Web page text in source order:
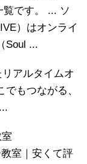
です。 ... ソ
）はオンライ
Soul ...
アルタイムオ
もつながる、
室｜安くて評